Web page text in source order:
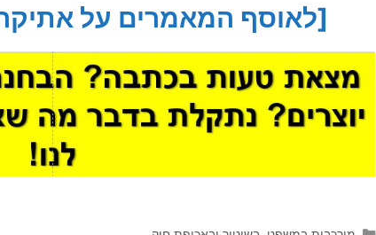
[לאוסף המאמרים על אתיקה